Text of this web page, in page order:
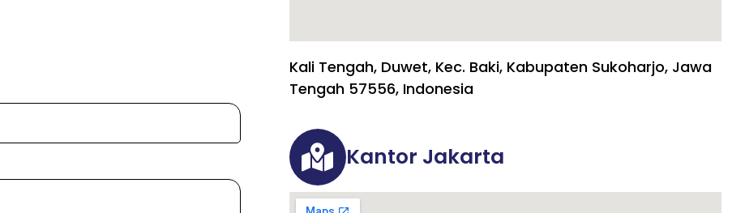
Kali Tengah, Duwet, Kec. Baki, Kabupaten Sukoharjo, Jawa
Tengah 57556, Indonesia
Kantor Jakarta